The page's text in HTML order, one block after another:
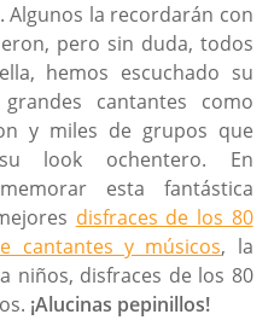
Algunos la recordarán con
pero sin duda, todos
hemos escuchado su
cantantes como
y miles de grupos que
look ochentero. En
esta fantástica
disfraces de los 80
cantantes y músicos, la
niños, disfraces de los 80
¡Alucinas pepinillos!